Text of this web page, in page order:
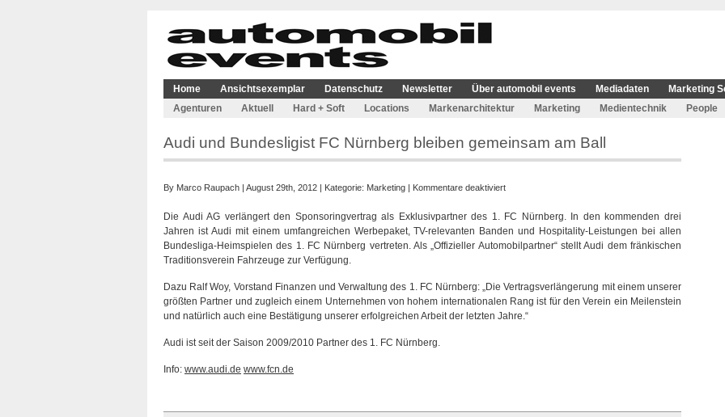
Home Ansichtsexemplar Datenschutz Newsletter Über automobil events Mediadaten
Marketing
Agenturen
Aktuell Hard + Soft Locations Markenarchitektur Marketing Medientechnik People
Audi und Bundesligist FC Nürnberg bleiben gemeinsam am Ball
By Marco Raupach | August 29th, 2012 | Kategorie: Marketing | Kommentare deaktiviertfür
und
Bundesligist
FC
gemeinsam
am
Ball
Die Audi AG verlängert den Sponsoringvertrag als Exklusivpartner des 1. FC Nürnberg. In den kommenden drei
Jahren ist Audi mit einem umfangreichen Werbepaket, TV-relevanten Banden und Hospitality-Leistungen bei allen
Bundesliga-Heimspielen des 1. FC Nürnberg vertreten. Als „Offizieller Automobilpartner“ stellt Audi dem fränkischen
Traditionsverein Fahrzeuge zur Verfügung.
Dazu Ralf Woy, Vorstand Finanzen und Verwaltung des 1. FC Nürnberg: „Die Vertragsverlängerung mit einem unserer
größten Partner und zugleich einem Unternehmen von hohem internationalen Rang ist für den Verein ein Meilenstein
und natürlich auch eine Bestätigung unserer erfolgreichen Arbeit der letzten Jahre.“
Audi ist seit der Saison 2009/2010 Partner des 1. FC Nürnberg.
Info: www.audi.de www.fcn.de